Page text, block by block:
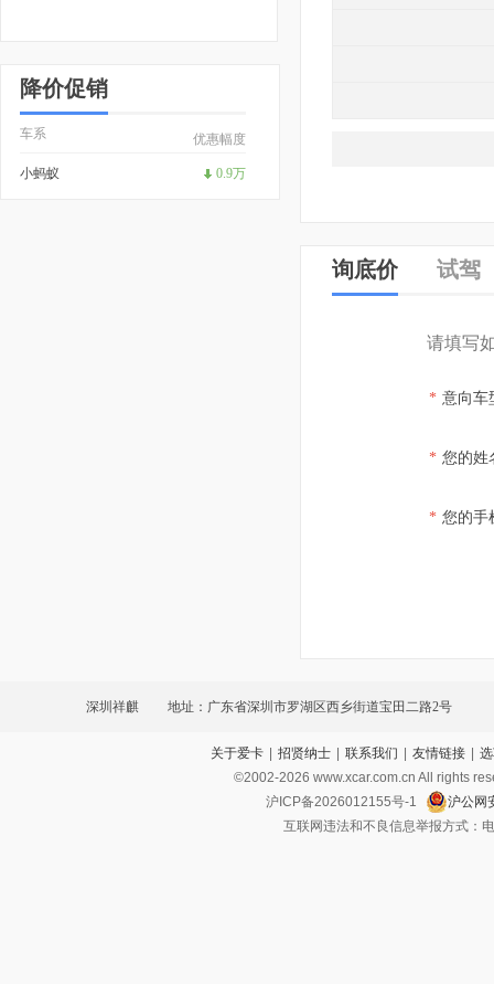
降价促销
车系 优惠幅度
小蚂蚁 0.9万
询底价 试驾
请填写
* 意向车
* 您的姓
* 您的手
深圳祥麒 地址：广东省深圳市罗湖区西乡街道宝田二路2号
关于爱卡 | 招贤纳士 | 联系我们 | 友情链接 |
©2002-2026 www.xcar.com.cn All rights
沪ICP备2026012155号-1
沪公网
互联网违法和不良信息举报方式：